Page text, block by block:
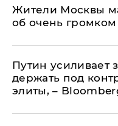
Жители Москвы
об очень
Путин усиливает
держать под
элиты, –